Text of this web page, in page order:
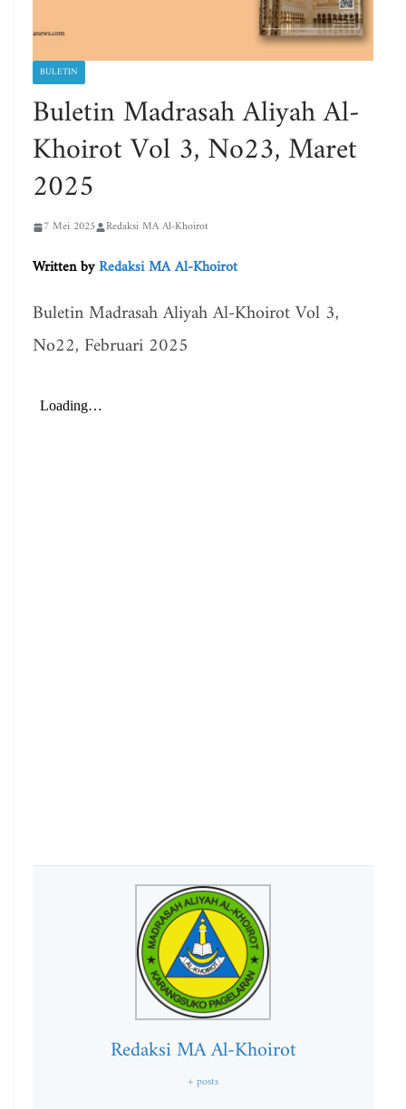
BULETIN
Buletin Madrasah Aliyah Al-
Khoirot Vol 3, No23, Maret
2025
7 Mei 2025 Redaksi MA Al-Khoirot
Written byRedaksi MA Al-Khoirot
Buletin Madrasah Aliyah Al-Khoirot Vol 3,
No22, Februari 2025
Redaksi MA Al-Khoirot
+ posts